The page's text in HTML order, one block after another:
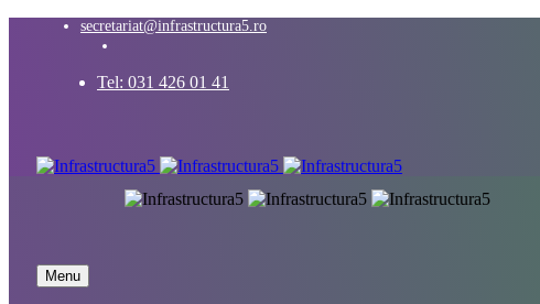
secretariat@infrastructura5.ro
Tel: 031 426 01 41
Menu